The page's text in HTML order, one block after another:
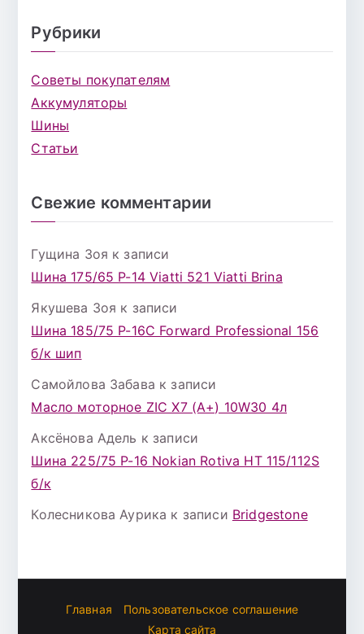
Рубрики
Советы покупателям
Аккумуляторы
Шины
Статьи
Свежие комментарии
Гущина Зоя к записи
Шина 175/65 Р-14 Viatti 521 Viatti Brina
Якушева Зоя к записи
Шина 185/75 Р-16С Forward Professional 156
б/к шип
Самойлова Забава к записи
Масло моторное ZIC X7 (A+) 10W30 4л
Аксёнова Адель к записи
Шина 225/75 Р-16 Nokian Rotiva HT 115/112S
б/к
Колесникова Аурика к записи Bridgestone
Главная
Пользовательское соглашение
Карта сайта